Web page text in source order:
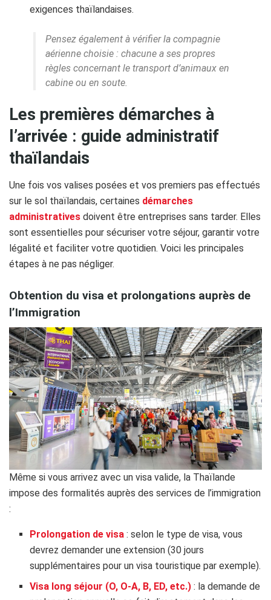
exigences thaïlandaises.
Pensez également à vérifier la compagnie
aérienne choisie : chacune a ses propres
règles concernant le transport d’animaux en
cabine ou en soute.
Les premières démarches à
l’arrivée : guide administratif
thaïlandais
Une fois vos valises posées et vos premiers pas effectués
sur le sol thaïlandais, certaines démarches
administratives doivent être entreprises sans tarder. Elles
sont essentielles pour sécuriser votre séjour, garantir votre
légalité et faciliter votre quotidien. Voici les principales
étapes à ne pas négliger.
Obtention du visa et prolongations auprès de
l’Immigration
Même si vous arrivez avec un visa valide, la Thaïlande
impose des formalités auprès des services de l’immigration
:
Prolongation de visa : selon le type de visa, vous
devrez demander une extension (30 jours
supplémentaires pour un visa touristique par exemple).
Visa long séjour (O, O-A, B, ED, etc.) : la demande de